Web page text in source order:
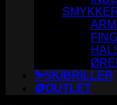
⛷️SKIBRILLER
🪙OUTLET